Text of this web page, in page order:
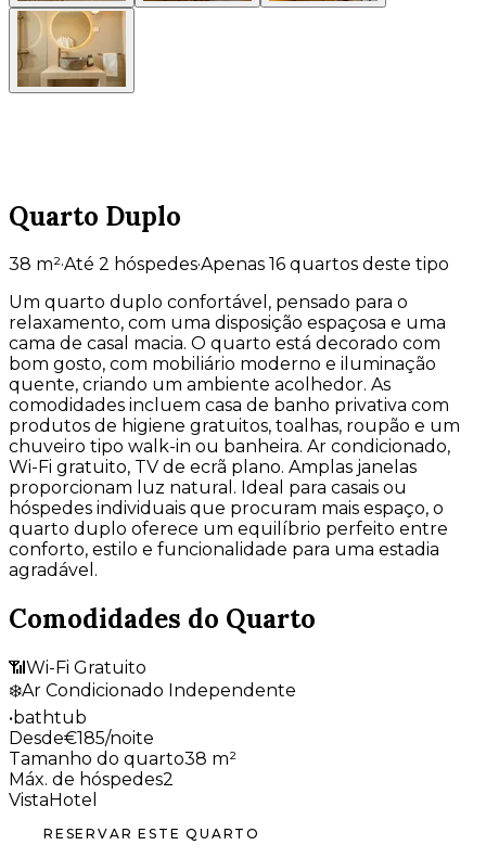
Quarto Duplo
38 m²·Até 2 hóspedes·Apenas 16 quartos deste tipo
Um quarto duplo confortável, pensado para o
relaxamento, com uma disposição espaçosa e uma
cama de casal macia. O quarto está decorado com
bom gosto, com mobiliário moderno e iluminação
quente, criando um ambiente acolhedor. As
comodidades incluem casa de banho privativa com
produtos de higiene gratuitos, toalhas, roupão e um
chuveiro tipo walk-in ou banheira. Ar condicionado,
Wi-Fi gratuito, TV de ecrã plano. Amplas janelas
proporcionam luz natural. Ideal para casais ou
hóspedes individuais que procuram mais espaço, o
quarto duplo oferece um equilíbrio perfeito entre
conforto, estilo e funcionalidade para uma estadia
agradável.
Comodidades do Quarto
📶Wi-Fi Gratuito
❄️Ar Condicionado Independente
•bathtub
Desde€185/noite
Tamanho do quarto38 m²
Máx. de hóspedes2
VistaHotel
RESERVAR ESTE QUARTO